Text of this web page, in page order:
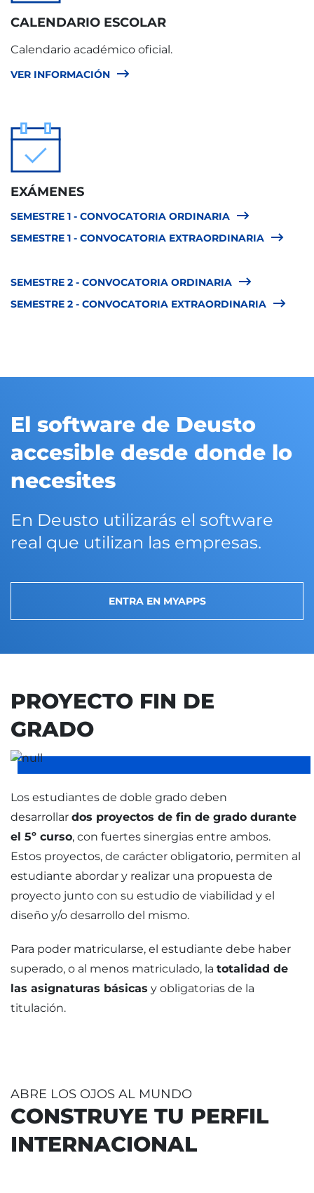
TIPO
B
IMPARTIDA EN
es
TIPO
CALENDARIO ESCOLAR
Calendario académico oficial.
VER INFORMACIÓN
EXÁMENES
SEMESTRE 1 - CONVOCATORIA ORDINARIA
SEMESTRE 1 - CONVOCATORIA EXTRAORDINARIA
SEMESTRE 2 - CONVOCATORIA ORDINARIA
SEMESTRE 2 - CONVOCATORIA EXTRAORDINARIA
El software de Deusto
accesible desde donde lo
necesites
En Deusto utilizarás el software
real que utilizan las empresas.
ENTRA EN MYAPPS
PROYECTO FIN DE
GRADO
Los estudiantes de doble grado deben
desarrollar dos proyectos de fin de grado durante
el 5º curso, con fuertes sinergias entre ambos.
Estos proyectos, de carácter obligatorio, permiten al
estudiante abordar y realizar una propuesta de
proyecto junto con su estudio de viabilidad y el
diseño y/o desarrollo del mismo.
Para poder matricularse, el estudiante debe haber
superado, o al menos matriculado, la totalidad de
las asignaturas básicas y obligatorias de la
titulación.
ABRE LOS OJOS AL MUNDO
CONSTRUYE TU PERFIL
INTERNACIONAL